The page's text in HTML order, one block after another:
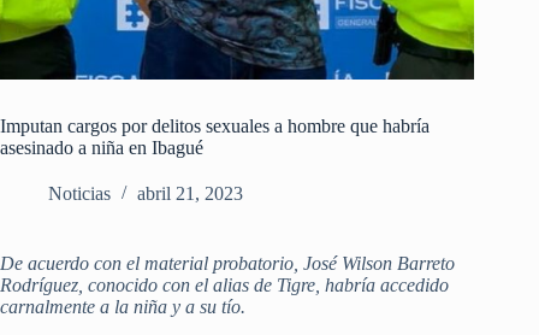
Imputan cargos por delitos sexuales a hombre que habría
asesinado a niña en Ibagué
Noticias abril 21, 2023
De acuerdo con el material probatorio, José Wilson Barreto
Rodríguez, conocido con el alias de Tigre, habría accedido
carnalmente a la niña y a su tío.